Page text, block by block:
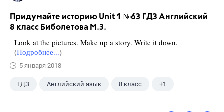
Придумайте историю Unit 1 №63 ГДЗ Английский
8 класс Биболетова М.З.
Look at the pictures. Make up a story. Write it down.
(Подробнее...)
5 января 2018
ГДЗ Английский язык 8 класс +1